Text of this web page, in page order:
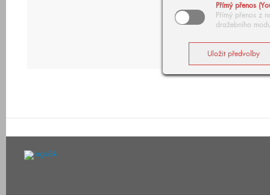
Přímý přenos
Přímý přenos z
dražebního